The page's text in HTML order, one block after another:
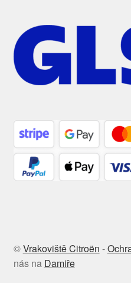
©Vrakoviště Citroën -
nás na Damiře